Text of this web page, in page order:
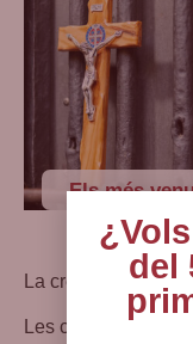
Els més
La creu cristiana:
Les creus són un
del